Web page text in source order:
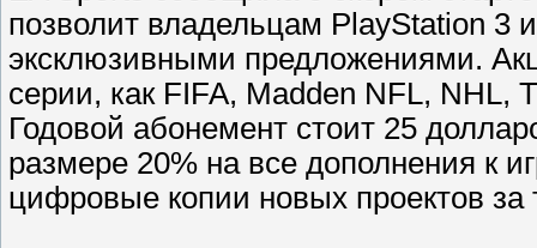
позволит владельцам PlayStation 3
эксклюзивными предложениями.
серии, как FIFA, Madden NFL, NHL,
Годовой абонемент стоит 25
размере 20% на все дополнения к
цифровые копии новых проектов